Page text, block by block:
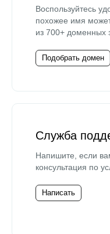
Воспользуйтесь
похожее имя
из 700+ доменных
Подобрать домен
Служба
Напишите, если
консультация по
Написать